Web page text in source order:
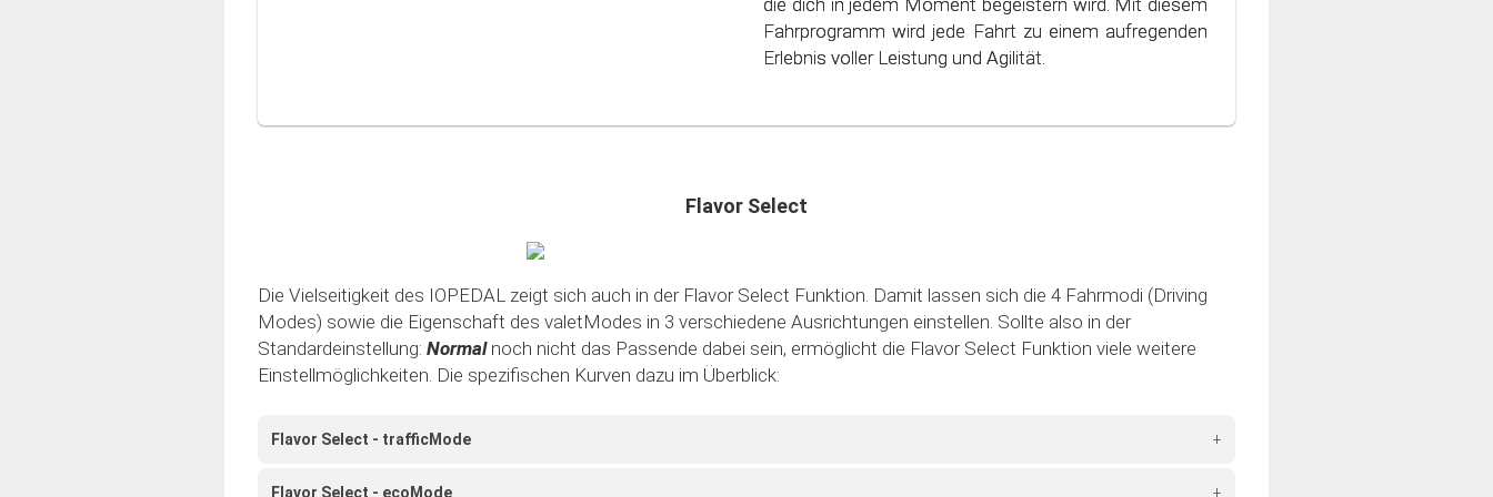
schonen. Steig ein in die Welt des bewussten und
sparsamen Fahrens!
Fahrprogramm wird jede Fahrt zu einem aufregenden
Erlebnis voller Leistung und Agilität.
Flavor Select
Die Vielseitigkeit des IOPEDAL zeigt sich auch in der Flavor Select Funktion. Damit lassen sich die 4 Fahrmodi (Driving
Modes) sowie die Eigenschaft des valetModes in 3 verschiedene Ausrichtungen einstellen. Sollte also in der
Standardeinstellung: Normal noch nicht das Passende dabei sein, ermöglicht die Flavor Select Funktion viele weitere
Einstellmöglichkeiten. Die spezifischen Kurven dazu im Überblick:
Flavor Select - trafficMode +
Flavor Select - ecoMode +